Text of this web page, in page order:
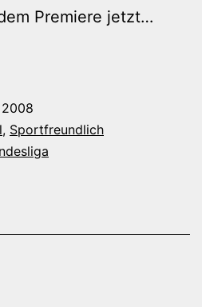
Premiere jetzt…
2008
, Sportfreundlich